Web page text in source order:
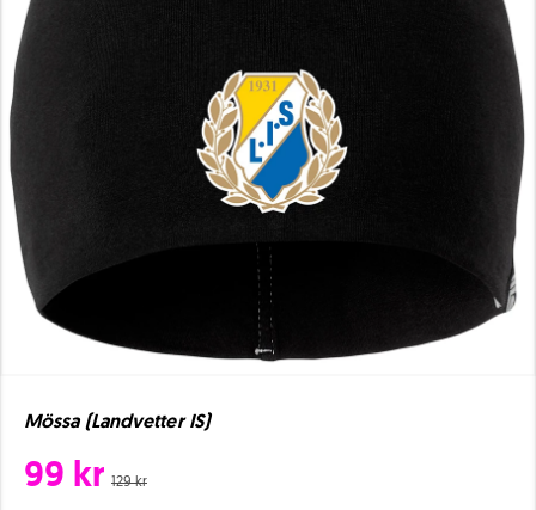
Mössa (Landvetter IS)
99 kr 129 kr